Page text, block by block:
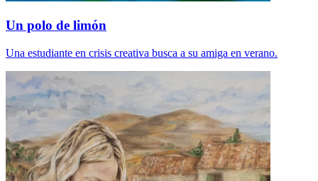
Un polo de limón
Una estudiante en crisis creativa busca a su amiga en verano.